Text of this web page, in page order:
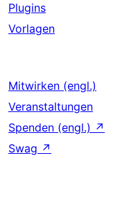
Plugins
Vorlagen
Mitwirken (engl.)
Veranstaltungen
Spenden (engl.) ↗
Swag ↗